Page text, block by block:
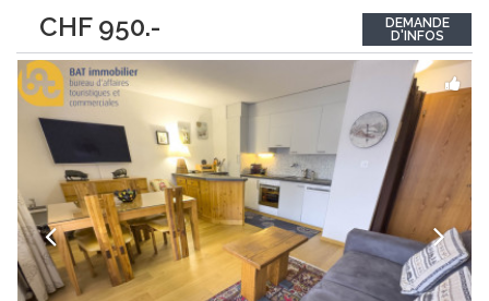
CHF 950.-
DEMANDE
D'INFOS